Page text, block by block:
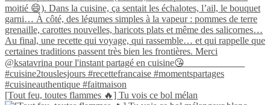
[Tout feu, toutes flammes 🔥] Tu vois ce bol mélan